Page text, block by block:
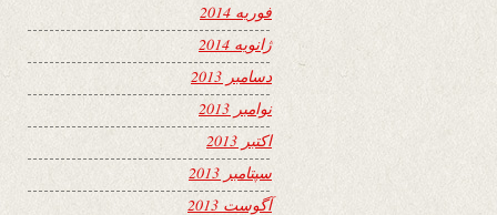
فوریه 2014
ژانویه 2014
دسامبر 2013
نوامبر 2013
اکتبر 2013
سپتامبر 2013
آگوست 2013